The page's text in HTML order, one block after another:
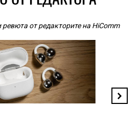
ревюта от редакторите на HiComm